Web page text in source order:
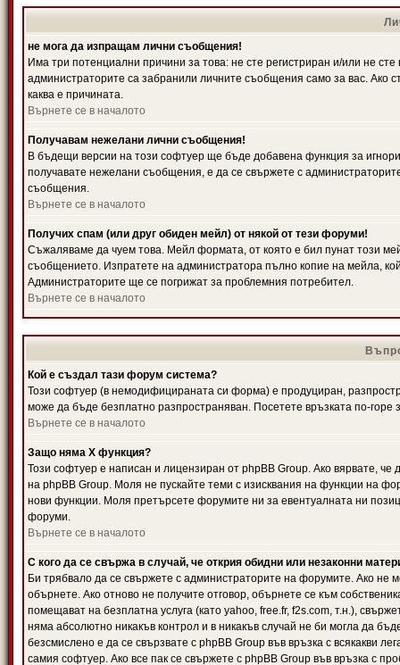
не мога да изпращам лични съобщения!
Има три потенциални причини за това: не сте регистриран и/или не
администраторите са забранили личните съобщения само за вас. Ако
каква е причината.
Върнете се в началото
Получавам нежелани лични съобщения!
В бъдещи версии на този софтуер ще бъде добавена функция за
получавате нежелани съобщения, е да се свържете с
съобщения.
Върнете се в началото
Получих спам (или друг обиден мейл) от някой от тези форуми!
Съжаляваме да чуем това. Мейл формата, от която е бил пунат този
съобщението. Изпратете на администратора пълно копие на мейла,
Администраторите ще се погрижат за проблемния потребител.
Върнете се в началото
Кой е създал тази форум система?
Този софтуер (в немодифицираната си форма) е продуциран,
може да бъде безплатно разпространяван. Посетете връзката по-горе
Върнете се в началото
Защо няма X функция?
Този софтуер е написан и лицензиран от phpBB Group. Ако вярвате,
на phpBB Group. Моля не пускайте теми с изисквания на функции на
нови функции. Моля претърсете форумите ни за евентуалната ни
форуми.
Върнете се в началото
С кого да се свържа в случай, че открия обидни или незаконни
Би трябвало да се свържете с администраторите на форумите. Ако не
обърнете. Ако отново не получите отговор, обърнете се към
помещават на безплатна услуга (като yahoo, free.fr, f2s.com, т.н.),
няма абсолютно никакъв контрол и в никакъв случай не би могла да
безсмислено е да се свързвате с phpBB Group във връзка с всякакви
самия софтуер. Ако все пак се свържете с phpBB Group във връзка с